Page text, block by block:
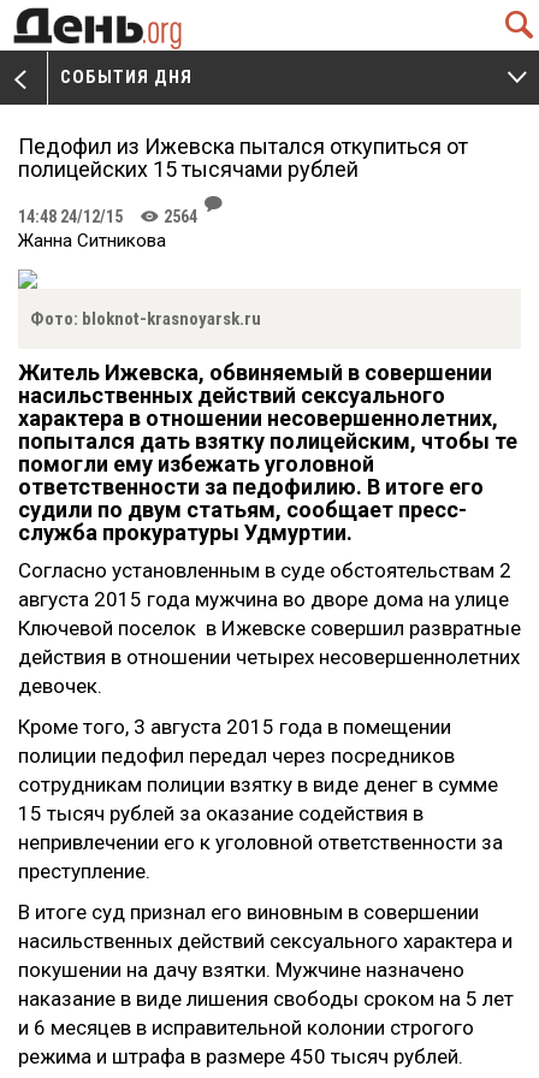
Q
V
СОБЫТИЯ ДНЯ
W
Педофил из Ижевска пытался откупиться от
полицейских 15 тысячами рублей
14:48 24/12/15 K 2564
J
Жанна Ситникова
Фото: bloknot-krasnoyarsk.ru
Житель Ижевска, обвиняемый в совершении
насильственных действий сексуального
характера в отношении несовершеннолетних,
попытался дать взятку полицейским, чтобы те
помогли ему избежать уголовной
ответственности за педофилию. В итоге его
судили по двум статьям, сообщает пресс-
служба прокуратуры Удмуртии.
Согласно установленным в суде обстоятельствам 2
августа 2015 года мужчина во дворе дома на улице
Ключевой поселок в Ижевске совершил развратные
действия в отношении четырех несовершеннолетних
девочек.
Кроме того, 3 августа 2015 года в помещении
полиции педофил передал через посредников
сотрудникам полиции взятку в виде денег в сумме
15 тысяч рублей за оказание содействия в
непривлечении его к уголовной ответственности за
преступление.
В итоге суд признал его виновным в совершении
насильственных действий сексуального характера и
покушении на дачу взятки. Мужчине назначено
наказание в виде лишения свободы сроком на 5 лет
и 6 месяцев в исправительной колонии строгого
режима и штрафа в размере 450 тысяч рублей.